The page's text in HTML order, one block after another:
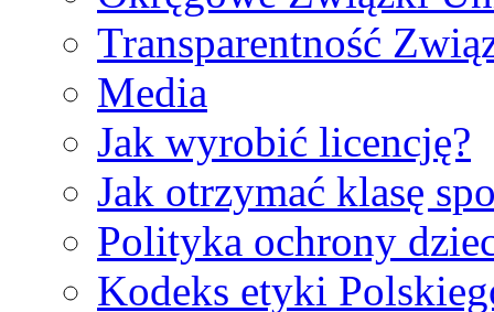
Transparentność
Media
Jak wyrobić licencję?
Jak otrzymać klasę
Polityka ochrony
Kodeks etyki